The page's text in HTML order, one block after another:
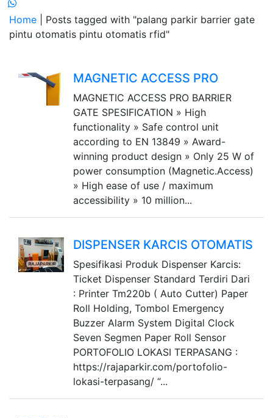
Home
| Posts tagged with "palang parkir barrier gate
pintu otomatis pintu otomatis rfid"
MAGNETIC ACCESS PRO
MAGNETIC ACCESS PRO BARRIER
GATE SPESIFICATION » High
functionality » Safe control unit
according to EN 13849 » Award-
winning product design » Only 25 W of
power consumption (Magnetic.Access)
» High ease of use / maximum
accessibility » 10 million...
DISPENSER KARCIS OTOMATIS
Spesifikasi Produk Dispenser Karcis:
Ticket Dispenser Standard Terdiri Dari
: Printer Tm220b ( Auto Cutter) Paper
Roll Holding, Tombol Emergency
Buzzer Alarm System Digital Clock
Seven Segmen Paper Roll Sensor
PORTOFOLIO LOKASI TERPASANG :
https://rajaparkir.com/portofolio-
lokasi-terpasang/ “...